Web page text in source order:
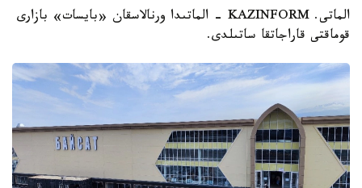
الماتى. KAZINFORM - الماتىدا ورنالاسقان «بايسات» بازارى
قوماقتى قاراجاتقا ساتىلدى.